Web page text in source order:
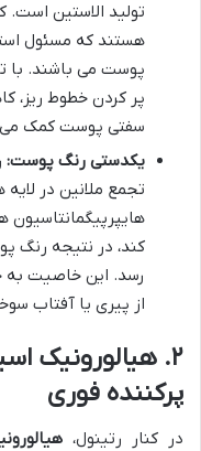
تولید الاستین است.
هستند که مسئول
پوست می باشند. با
پر کردن خطوط
سفتی پوست کمک می
یکدستی رنگ پوست:
تجمع ملانین در
کند، در نتیجه رنگ
رسد. این خاصیت به
از پیری یا آفتاب
۲. هیالورونیک
پرکننده فوری
در کنار رتینول،